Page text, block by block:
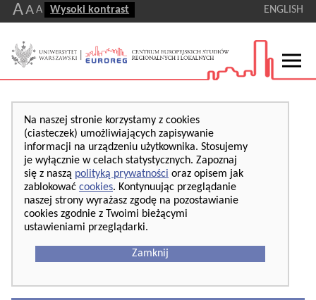
AA A Wysoki kontrast ENGLISH
Na naszej stronie korzystamy z cookies
(ciasteczek) umożliwiających zapisywanie
informacji na urządzeniu użytkownika. Stosujemy
je wyłącznie w celach statystycznych. Zapoznaj
się z naszą polityką prywatności oraz opisem jak
zablokować cookies. Kontynuując przeglądanie
naszej strony wyrażasz zgodę na pozostawianie
cookies zgodnie z Twoimi bieżącymi
ustawieniami przeglądarki.
Zamknij